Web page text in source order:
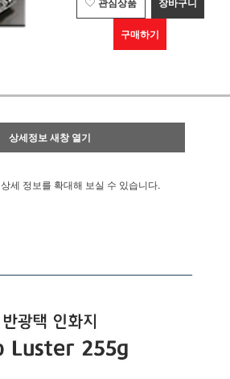
구매하기
상세정보 새창 열기
상세 정보를 확대해 보실 수 있습니다.